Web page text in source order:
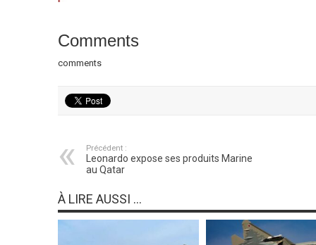
Comments
comments
Précédent :
Leonardo expose ses produits Marine
au Qatar
À LIRE AUSSI ...